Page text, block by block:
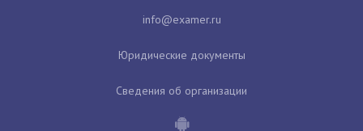
Юридические документы
Сведения об организации